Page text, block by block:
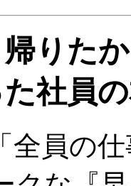
りた
社員
員の仕